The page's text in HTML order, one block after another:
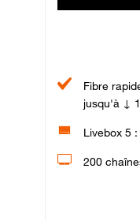
Fibre
jusqu'à ↓
Livebox 5 :
200